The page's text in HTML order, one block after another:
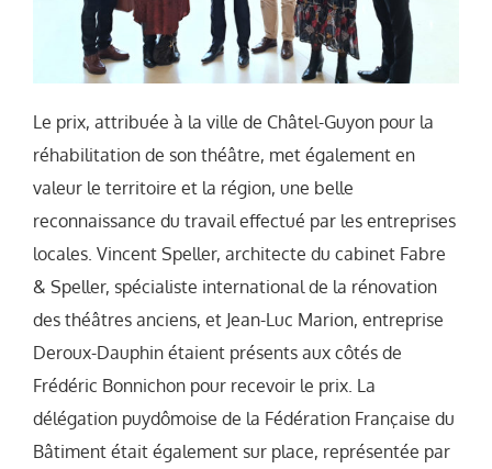
Le prix, attribuée à la ville de Châtel-Guyon pour la
réhabilitation de son théâtre, met également en
valeur le territoire et la région, une belle
reconnaissance du travail effectué par les entreprises
locales. Vincent Speller, architecte du cabinet Fabre
& Speller, spécialiste international de la rénovation
des théâtres anciens, et Jean-Luc Marion, entreprise
Deroux-Dauphin étaient présents aux côtés de
Frédéric Bonnichon pour recevoir le prix. La
délégation puydômoise de la Fédération Française du
Bâtiment était également sur place, représentée par